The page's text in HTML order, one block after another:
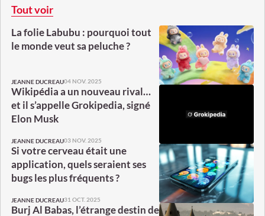
Tout voir
La folie Labubu : pourquoi tout
le monde veut sa peluche ?
JEANNE DUCREAU04 NOV. 2025
Wikipédia a un nouveau rival…
et il s’appelle Grokipedia, signé
Elon Musk
JEANNE DUCREAU03 NOV. 2025
Si votre cerveau était une
application, quels seraient ses
bugs les plus fréquents ?
JEANNE DUCREAU31 OCT. 2025
Burj Al Babas, l’étrange destin de